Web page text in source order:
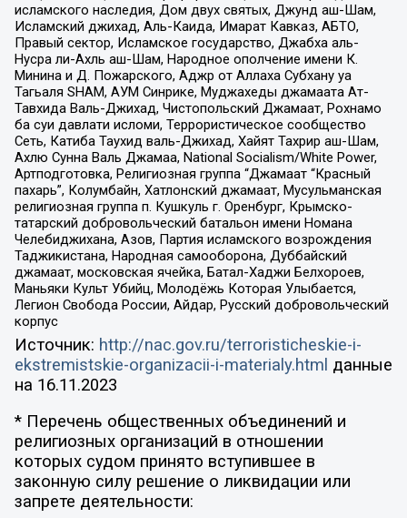
исламского наследия, Дом двух святых, Джунд аш-Шам,
Исламский джихад, Аль-Каида, Имарат Кавказ, АБТО,
Правый сектор, Исламское государство, Джабха аль-
Нусра ли-Ахль аш-Шам, Народное ополчение имени К.
Минина и Д. Пожарского, Аджр от Аллаха Субхану уа
Тагьаля SHAM, АУМ Синрике, Муджахеды джамаата Ат-
Тавхида Валь-Джихад, Чистопольский Джамаат, Рохнамо
ба суи давлати исломи, Террористическое сообщество
Сеть, Катиба Таухид валь-Джихад, Хайят Тахрир аш-Шам,
Ахлю Сунна Валь Джамаа, National Socialism/White Power,
Артподготовка, Религиозная группа “Джамаат “Красный
пахарь”, Колумбайн, Хатлонский джамаат, Мусульманская
религиозная группа п. Кушкуль г. Оренбург, Крымско-
татарский добровольческий батальон имени Номана
Челебиджихана, Азов, Партия исламского возрождения
Таджикистана, Народная самооборона, Дуббайский
джамаат, московская ячейка, Батал-Хаджи Белхороев,
Маньяки Культ Убийц, Молодёжь Которая Улыбается,
Легион Свобода России, Айдар, Русский добровольческий
корпус
Источник: http://nac.gov.ru/terroristicheskie-i-
ekstremistskie-organizacii-i-materialy.html данные
на 16.11.2023
* Перечень общественных объединений и
религиозных организаций в отношении
которых судом принято вступившее в
законную силу решение о ликвидации или
запрете деятельности: